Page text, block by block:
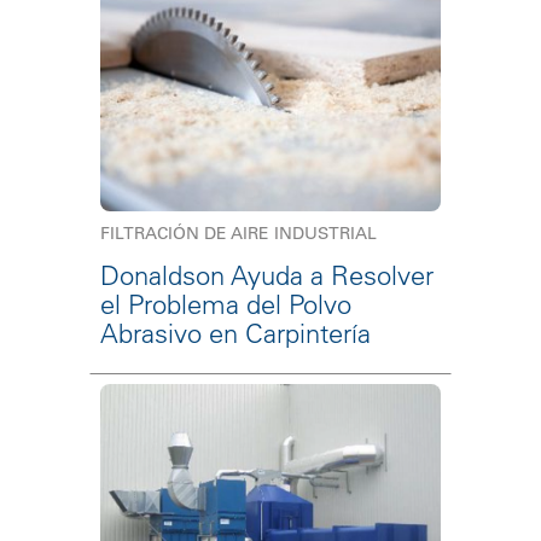
FILTRACIÓN DE AIRE INDUSTRIAL
Donaldson Ayuda a Resolver
el Problema del Polvo
Abrasivo en Carpintería